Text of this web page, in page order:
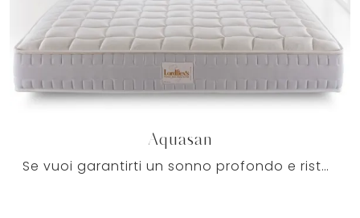
Aquasan
Se vuoi garantirti un sonno profondo e ristoratore, scopri i Materassi in memory foam matrimoniali come il modello Aquasan Lordflexs.